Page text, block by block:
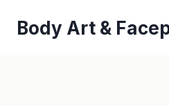
Body Art &